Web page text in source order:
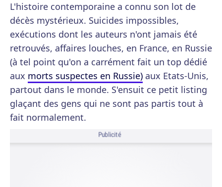
L'histoire contemporaine a connu son lot de
décès mystérieux. Suicides impossibles,
exécutions dont les auteurs n'ont jamais été
retrouvés, affaires louches, en France, en Russie
(à tel point qu'on a carrément fait un top dédié
aux morts suspectes en Russie) aux Etats-Unis,
partout dans le monde. S'ensuit ce petit listing
glaçant des gens qui ne sont pas partis tout à
fait normalement.
Publicité